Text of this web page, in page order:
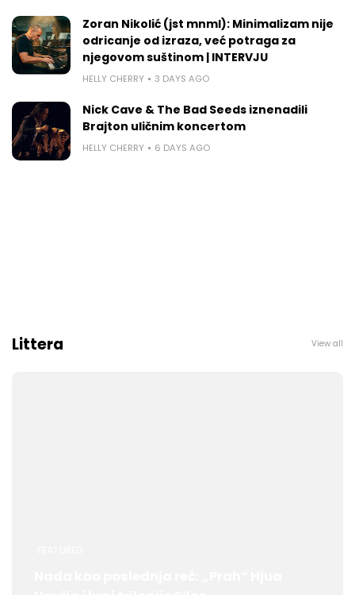
Zoran Nikolić (jst mnml): Minimalizam nije
odricanje od izraza, već potraga za
njegovom suštinom | INTERVJU
HELLY CHERRY 3 DAYS AGO
Nick Cave & The Bad Seeds iznenadili
Brajton uličnim koncertom
HELLY CHERRY 6 DAYS AGO
Littera View all